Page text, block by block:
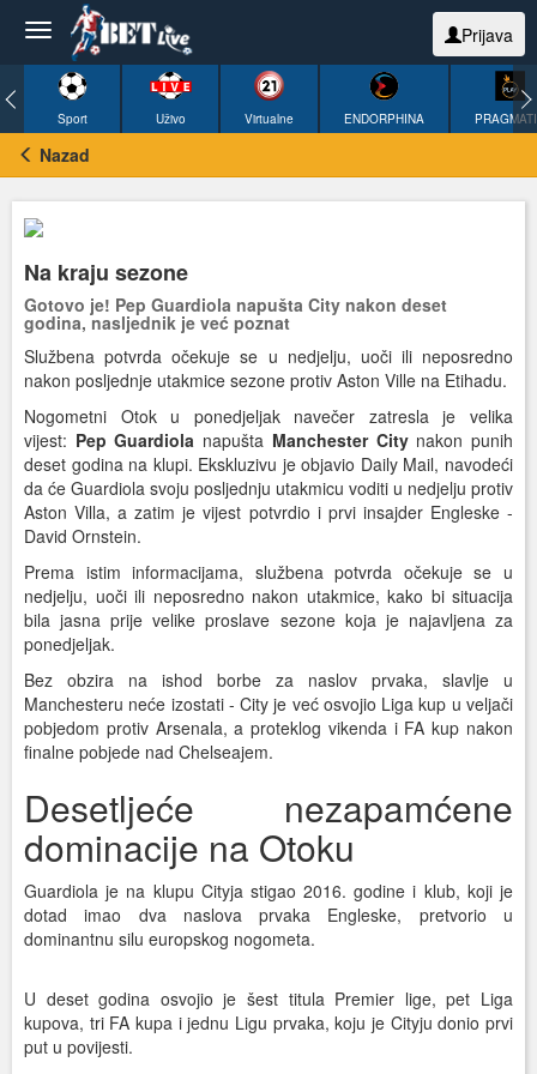
Prijava
Sport Uživo Virtualne ENDORPHINA
Nazad
Na kraju sezone
Gotovo je! Pep Guardiola napušta City nakon deset
godina, nasljednik je već poznat
Službena potvrda očekuje se u nedjelju, uoči ili neposredno
nakon posljednje utakmice sezone protiv Aston Ville na Etihadu.
Nogometni Otok u ponedjeljak navečer zatresla je velika
vijest: PepGuardiola napušta Manchester City nakon punih
deset godina na klupi. Ekskluzivu je objavio Daily Mail, navodeći
da će Guardiola svoju posljednju utakmicu voditi u nedjelju protiv
Aston Villa, a zatim je vijest potvrdio i prvi insajder Engleske -
David Ornstein.
Prema istim informacijama, službena potvrda očekuje se u
nedjelju, uoči ili neposredno nakon utakmice, kako bi situacija
bila jasna prije velike proslave sezone koja je najavljena za
ponedjeljak.
Bez obzira na ishod borbe za naslov prvaka, slavlje u
Manchesteru neće izostati - City je već osvojio Liga kup u veljači
pobjedom protiv Arsenala, a proteklog vikenda i FA kup nakon
finalne pobjede nad Chelseajem.
Desetljeće nezapamćene
dominacije na Otoku
Guardiola je na klupu Cityja stigao 2016. godine i klub, koji je
dotad imao dva naslova prvaka Engleske, pretvorio u
dominantnu silu europskog nogometa.
U deset godina osvojio je šest titula Premier lige, pet Liga
kupova, tri FA kupa i jednu Ligu prvaka, koju je Cityju donio prvi
put u povijesti.